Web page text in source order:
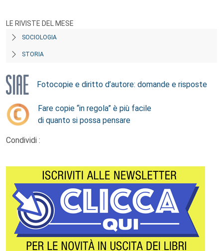
LE RIVISTE DEL MESE
SOCIOLOGIA
STORIA
Fotocopie e diritto d’autore: domande e risposte
Fare copie “in regola” è più facile
di quanto si possa pensare
Condividi :